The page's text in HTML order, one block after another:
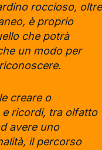
roccioso, oltre
è proprio
che potrà
un modo per
creare o
ricordi, tra olfatto
avere uno
il percorso